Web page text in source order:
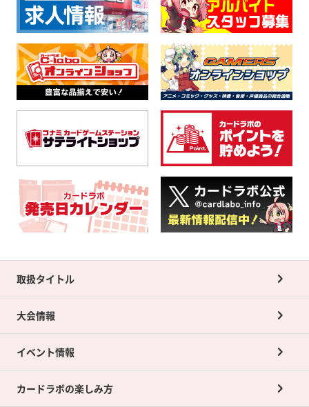
取扱タイトル
大会情報
イベント情報
カードラボの楽しみ方